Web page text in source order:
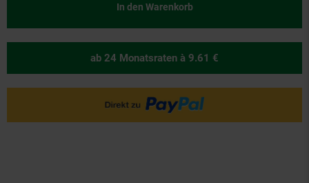
In den Warenkorb
ab 24 Monatsraten à 9.61 €